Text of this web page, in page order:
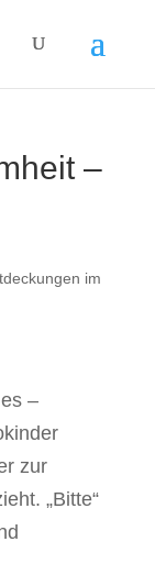
–
im
–
zur
„Bitte“